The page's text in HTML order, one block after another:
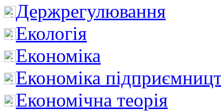
Держрегулювання
Екологія
Економіка
Економіка
Економічна теорія